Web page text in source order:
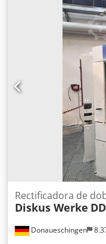
Accionamiento del
Accionamiento del
Rectificadora para el
motores de husillo
Donaueschingen
Rectificadora de
Diskus Werke